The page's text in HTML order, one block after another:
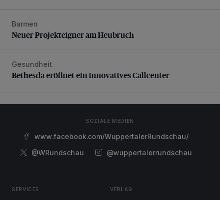
Neuer Projekteigner am Heubruch
Barmen
Neuer Projekteigner am Heubruch
Bethesda eröffnet ein innovatives Callcenter
Gesundheit
Bethesda eröffnet ein innovatives Callcenter
SOZIALE MEDIEN
www.facebook.com/WuppertalerRundschau/
@WRundschau
@wuppertalerrundschau
SERVICES VERLAG